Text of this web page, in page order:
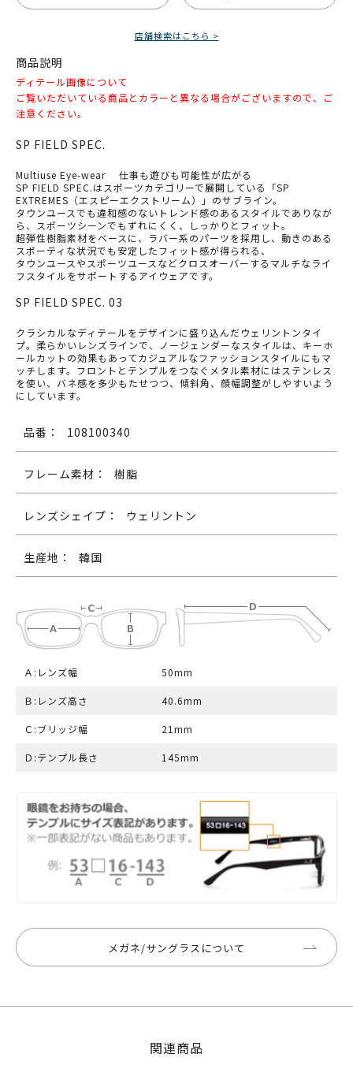
店舗検索はこちら >
商品説明
ディテール画像について
ご覧いただいている商品とカラーと異なる場合がございますので、ご
注意ください。
SP FIELD SPEC.
Multiuse Eye-wear 仕事も遊びも可能性が広がる
SP FIELD SPEC.はスポーツカテゴリーで展開している「SP
EXTREMES（エスピーエクストリーム）」のサブライン。
タウンユースでも違和感のないトレンド感のあるスタイルでありなが
ら、スポーツシーンでもずれにくく、しっかりとフィット。
超弾性樹脂素材をベースに、ラバー系のパーツを採用し、動きのある
スポーティな状況でも安定したフィット感が得られる、
タウンユースやスポーツユースなどクロスオーバーするマルチなライ
フスタイルをサポートするアイウェアです。
SP FIELD SPEC. 03
クラシカルなディテールをデザインに盛り込んだウェリントンタイ
プ。柔らかいレンズラインで、ノージェンダーなスタイルは、キーホ
ールカットの効果もあってカジュアルなファッションスタイルにもマ
ッチします。フロントとテンプルをつなぐメタル素材にはステンレス
を使い、バネ感を多少もたせつつ、傾斜角、顔幅調整がしやすいよう
にしています。
品番： 108100340
フレーム素材： 樹脂
レンズシェイプ： ウェリントン
生産地： 韓国
Ａ:レンズ幅 50mm
Ｂ:レンズ高さ 40.6mm
Ｃ:ブリッジ幅 21mm
Ｄ:テンプル長さ 145mm
メガネ/サングラスについて
関連商品